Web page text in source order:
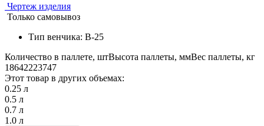
Чертеж изделия
Только самовывоз
Тип венчика: В-25
Количество в паллете, штВысота паллеты, ммВес паллеты, кг
18642223747
Этот товар в других объемах:
0.25 л
0.5 л
0.7 л
1.0 л